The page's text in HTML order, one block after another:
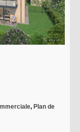
, Plan de